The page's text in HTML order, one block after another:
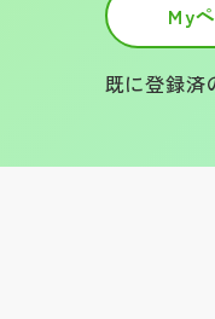
My
既に登録済